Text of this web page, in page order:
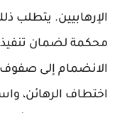
الإرهابيين. يتطلب
محكمة لضمان تنفيذ
الانضمام إلى
اختطاف الرهائن،